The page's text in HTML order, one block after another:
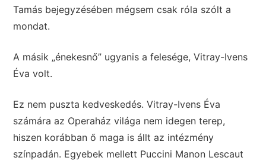
Tamás bejegyzésében mégsem csak róla szólt a
mondat.
A másik „énekesnő” ugyanis a felesége, Vitray-Ivens
Éva volt.
Ez nem puszta kedveskedés. Vitray-Ivens Éva
számára az Operaház világa nem idegen terep,
hiszen korábban ő maga is állt az intézmény
színpadán. Egyebek mellett Puccini Manon Lescaut